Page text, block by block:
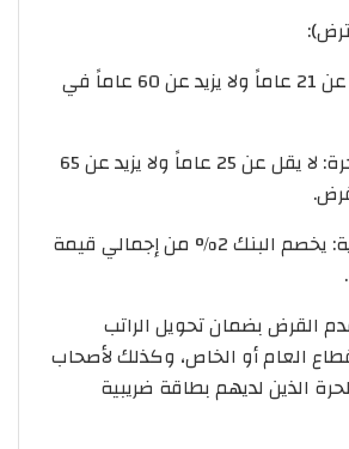
للموظفين: لا يقل عن 21 عاماً ولا يزيد عن 60 عاماً في
لأصحاب المهن الحرة: لا يقل عن 25 عاماً ولا يزيد عن 65
المصروفات الإدارية: يخصم البنك 2% من إجمالي قيمة
القرض بضمان تحويل الراتب
العام أو الخاص، وكذلك لأصحاب
الذين لديهم بطاقة ضريبية